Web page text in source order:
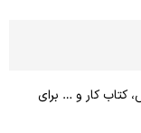
کار و … برای